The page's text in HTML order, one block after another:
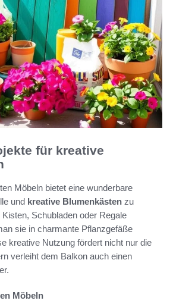
für kreative
Möbeln bietet eine wunderbare
und kreative Blumenkästen zu
Schubladen oder Regale
sie in charmante Pflanzgefäße
kreative Nutzung fördert nicht nur die
verleiht dem Balkon auch einen
Möbeln